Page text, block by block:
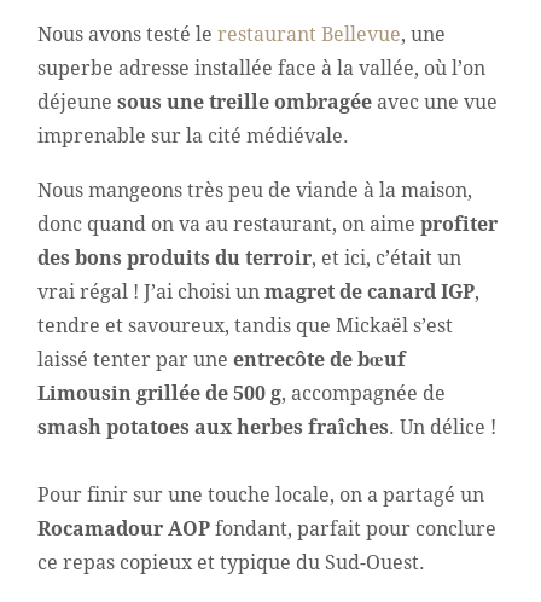
Nous avons testé lerestaurant Bellevue, une
superbe adresse installée face à la vallée, où l’on
déjeunesous une treille ombragée avec une vue
imprenable sur la cité médiévale.
Nous mangeons très peu de viande à la maison,
donc quand on va au restaurant, on aimeprofiter
des bons produits du terroir, et ici, c’était un
vrai régal ! J’ai choisi unmagret de canard IGP,
tendre et savoureux, tandis que Mickaël s’est
laissé tenter par uneentrecôte de bœuf
Limousin grillée de 500 g, accompagnée de
smash potatoes aux herbes fraîches. Un délice !
Pour finir sur une touche locale, on a partagé un
Rocamadour AOP fondant, parfait pour conclure
ce repas copieux et typique du Sud-Ouest.